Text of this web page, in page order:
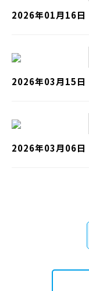
2026年01月16日
2026年03月15日
2026年03月06日